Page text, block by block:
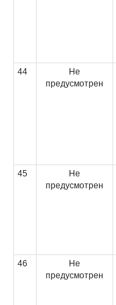
44
Не
предусмотрен
45
Не
предусмотрен
46
Не
предусмотрен